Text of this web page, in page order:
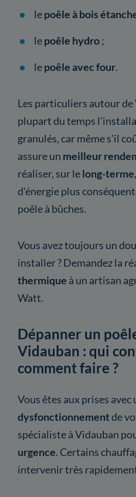
lepoêle à bois
lepoêle hydro;
lepoêle avec four.
Les particuliers autour
plupart du temps
granulés, car même s'il
assure un meilleur
réaliser, sur lelong-terme
d'énergie plus
poêle à bûches.
Vous avez toujours un
installer ? Demandez la
thermique à un artisan
Watt.
Dépanner un
Vidauban : qui
comment faire ?
Vous êtes aux prises avec
dysfonctionnementde
spécialiste à Vidauban
urgence. Certains
intervenir très